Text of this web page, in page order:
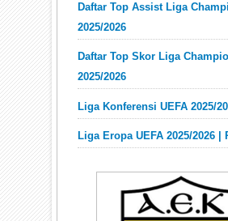
Daftar Top Assist Liga
2025/2026
Daftar Top Skor Liga
2025/2026
Liga Konferensi UEFA 2025/
Liga Eropa UEFA 2025/2026 |